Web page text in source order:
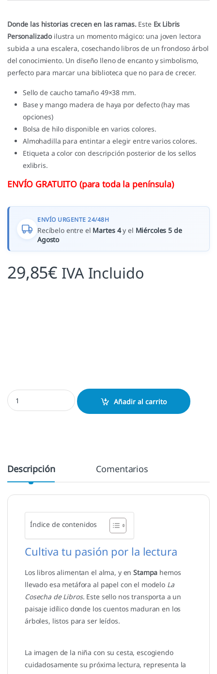
Donde las historias crecen en las ramas.Este Ex Libris
Personalizadoilustra un momento mágico: una joven lectora
subida a una escalera, cosechando libros de un frondoso árbol
del conocimiento. Un diseño lleno de encanto y simbolismo,
perfecto para marcar una biblioteca que no para de crecer.
Sello de caucho tamaño 49×38 mm.
Base y mango madera de haya por defecto (hay mas
opciones)
Bolsa de hilo disponible en varios colores.
Almohadilla para entintar a elegir entre varios colores.
Etiqueta a color con descripción posterior de los sellos
exlibris.
ENVÍO GRATUITO (para toda la península)
ENVÍO URGENTE 24/48H
Recíbelo entre el Martes 4y el Miércoles 5 de
Agosto
29,85€ IVA Incluido
Sello Ex Libris Árbol de los Libros (La Cosecha) Personalizado |
Añadir al carrito
Descripción Comentarios
Índice de contenidos
Cultiva tu pasión por la lectura
Los libros alimentan el alma, y enStampa hemos
llevado esa metáfora al papel con el modelo La
Cosecha de Libros. Este sello nos transporta a un
paisaje idílico donde los cuentos maduran en los
árboles, listos para ser leídos.
La imagen de la niña con su cesta, escogiendo
cuidadosamente su próxima lectura, representa la